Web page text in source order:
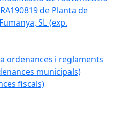
de Planta de
SL (exp.
ordenances i reglaments
municipals)
fiscals)